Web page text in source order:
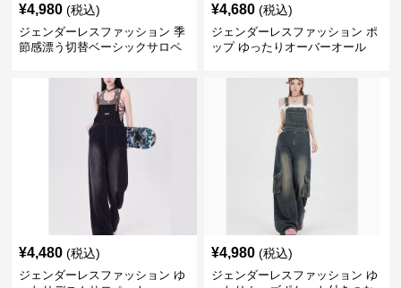
¥4,980 (税込)
ジェンダーレスファッション 季
節感漂う切替ベーシックサロペ
¥4,680 (税込)
ジェンダーレスファッション ポ
ップ ゆったりオーバーオール
¥4,480 (税込)
ジェンダーレスファッション ゆ
¥4,980 (税込)
ジェンダーレスファッション ゆ